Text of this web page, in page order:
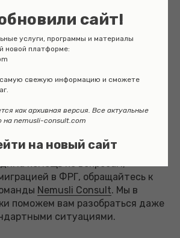
подготовительных к учебе
на работу 20 часов в неделю –
запрет на подработку.
помощь по вопросам,
в ФРГ, обращайтесь к
Nemusli Consult. Мы в
поможем вам разобраться даже
ситуациями.
сайт!
услуги, программы и материалы
новой платформе:
самую свежую информацию и сможете
как архивная версия. Все актуальные
на nemusli-consult.com
на новый сайт